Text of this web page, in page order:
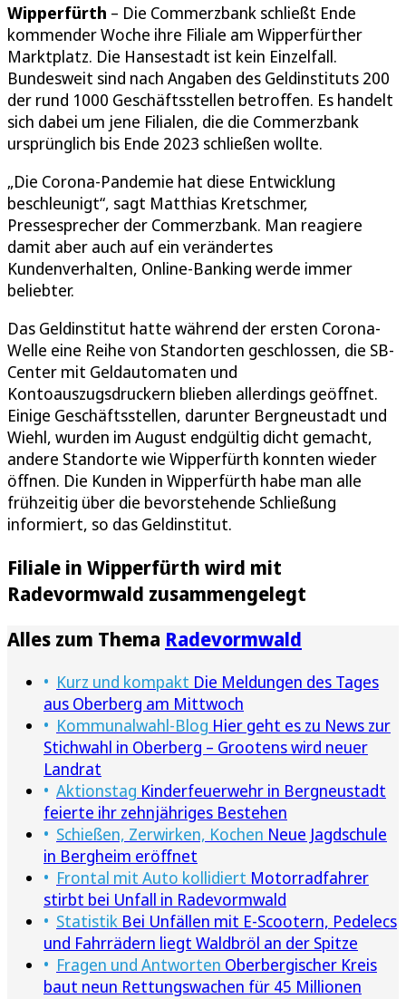
Wipperfürth – Die Commerzbank schließt Ende
kommender Woche ihre Filiale am Wipperfürther
Marktplatz. Die Hansestadt ist kein Einzelfall.
Bundesweit sind nach Angaben des Geldinstituts 200
der rund 1000 Geschäftsstellen betroffen. Es handelt
sich dabei um jene Filialen, die die Commerzbank
ursprünglich bis Ende 2023 schließen wollte.
„Die Corona-Pandemie hat diese Entwicklung
beschleunigt“, sagt Matthias Kretschmer,
Pressesprecher der Commerzbank. Man reagiere
damit aber auch auf ein verändertes
Kundenverhalten, Online-Banking werde immer
beliebter.
Das Geldinstitut hatte während der ersten Corona-
Welle eine Reihe von Standorten geschlossen, die SB-
Center mit Geldautomaten und
Kontoauszugsdruckern blieben allerdings geöffnet.
Einige Geschäftsstellen, darunter Bergneustadt und
Wiehl, wurden im August endgültig dicht gemacht,
andere Standorte wie Wipperfürth konnten wieder
öffnen. Die Kunden in Wipperfürth habe man alle
frühzeitig über die bevorstehende Schließung
informiert, so das Geldinstitut.
Filiale in Wipperfürth wird mit
Radevormwald zusammengelegt
Alles zum Thema Radevormwald
Kurz und kompakt Die Meldungen des Tages
aus Oberberg am Mittwoch
Kommunalwahl-Blog Hier geht es zu News zur
Stichwahl in Oberberg – Grootens wird neuer
Landrat
Aktionstag Kinderfeuerwehr in Bergneustadt
feierte ihr zehnjähriges Bestehen
Schießen, Zerwirken, Kochen Neue Jagdschule
in Bergheim eröffnet
Frontal mit Auto kollidiert Motorradfahrer
stirbt bei Unfall in Radevormwald
Statistik Bei Unfällen mit E-Scootern, Pedelecs
und Fahrrädern liegt Waldbröl an der Spitze
Fragen und Antworten Oberbergischer Kreis
baut neun Rettungswachen für 45 Millionen